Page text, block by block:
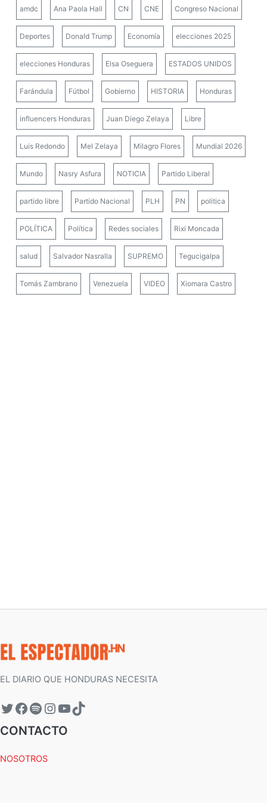
amdc Ana Paola Hall CN CNE Congreso Nacional
Deportes Donald Trump Economía elecciones 2025
elecciones Honduras Elsa Oseguera ESTADOS UNIDOS
Farándula Fútbol Gobierno HISTORIA Honduras
influencers Honduras Juan Diego Zelaya Libre
Luis Redondo Mel Zelaya Milagro Flores Mundial 2026
Mundo Nasry Asfura NOTICIA Partido Liberal
partido libre Partido Nacional PLH PN politica
POLÍTICA Política Redes sociales Rixi Moncada
salud Salvador Nasralla SUPREMO Tegucigalpa
Tomás Zambrano Venezuela VIDEO Xiomara Castro
EL DIARIO QUE HONDURAS NECESITA
CONTACTO
NOSOTROS